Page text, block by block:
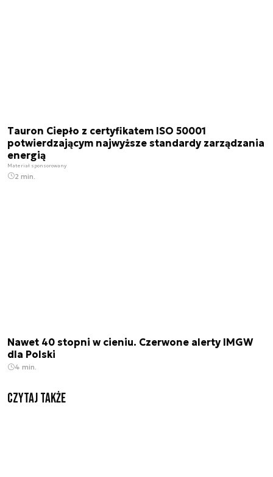
Tauron Ciepło z certyfikatem ISO 50001
potwierdzającym najwyższe standardy zarządzania
energią
Materiał sponsorowany
2 min.
Nawet 40 stopni w cieniu. Czerwone alerty IMGW
dla Polski
4 min.
Czytaj także